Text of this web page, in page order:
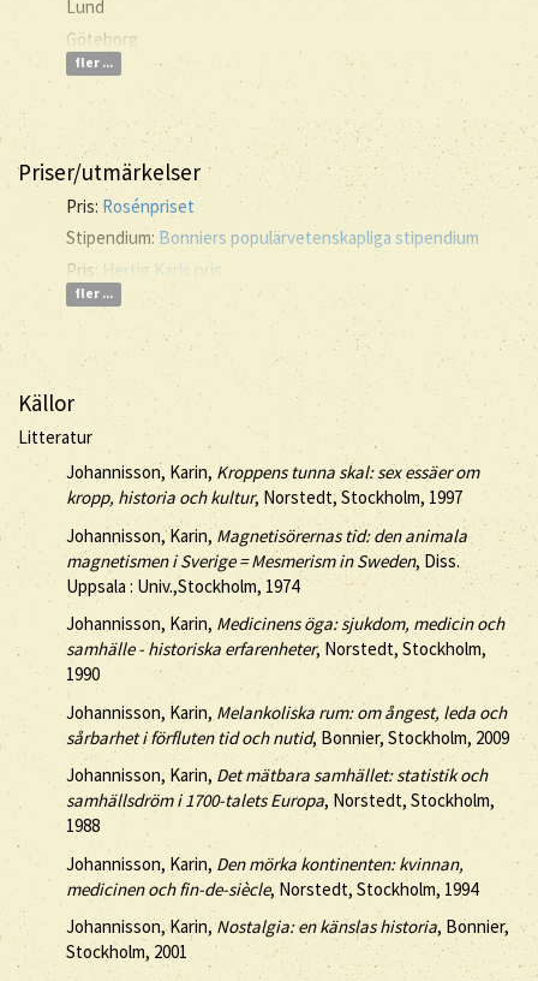
Lund
Göteborg
fler ...
Priser/utmärkelser
Pris:Rosénpriset
Stipendium: Bonniers populärvetenskapliga stipendium
Pris: Hertig Karls pris
fler ...
Källor
Litteratur
Johannisson, Karin, Kroppens tunna skal: sex essäer om
kropp, historia och kultur, Norstedt, Stockholm, 1997
Johannisson, Karin, Magnetisörernas tid: den animala
magnetismen i Sverige = Mesmerism in Sweden, Diss.
Uppsala : Univ.,Stockholm, 1974
Johannisson, Karin, Medicinens öga: sjukdom, medicin och
samhälle - historiska erfarenheter, Norstedt, Stockholm,
1990
Johannisson, Karin, Melankoliska rum: om ångest, leda och
sårbarhet i förfluten tid och nutid, Bonnier, Stockholm, 2009
Johannisson, Karin, Det mätbara samhället: statistik och
samhällsdröm i 1700-talets Europa, Norstedt, Stockholm,
1988
Johannisson, Karin, Den mörka kontinenten: kvinnan,
medicinen och fin-de-siècle, Norstedt, Stockholm, 1994
Johannisson, Karin,Nostalgia: en känslas historia, Bonnier,
Stockholm, 2001